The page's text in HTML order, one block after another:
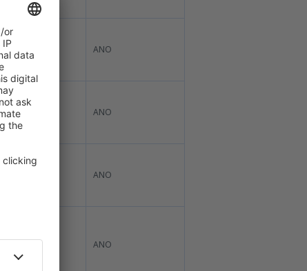
ANO* ANO
ANO* ANO
ANO
ANO